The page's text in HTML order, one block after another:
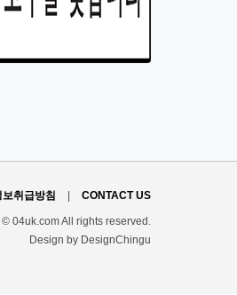
취급방침 | CONTACT US
04uk.com All rights reserved.
Design by DesignChingu